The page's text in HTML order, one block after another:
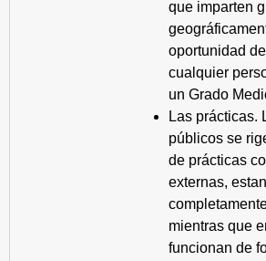
que imparten
oportunidad
cualquier
un Grado
Las prácticas.
públicos se
de prácticas
externas,
mientras que
funcionan de